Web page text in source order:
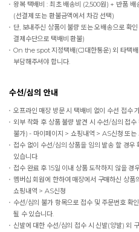
왕복 택배비 : 최초 배송비 (2,500원) + 반품
(선결제 또는 환불금액에서 차감 선택)
단, 보내주신 상품이 불량 또는 오배송으로 확
결제수단으로 택배비 환불)
On the spot지정택배(CJ대한통운) 외 타택
부담해주셔야 합니다.
수선/심의 안내
오프라인 매장 방문 시 택배비 없이 수선 접수
외부 착화 후 상품 불량 발견 시 수선/심의 접
불가) - 마이페이지 > 쇼핑내역 > AS신청 또는
접수 없이 수선/심의 상품을 임의 발송 할 경우
있습니다.
접수 완료 후 15일 이내 상품 도착하지 않을 경
멤버십 회원에 한하여 매장에서 구매하신 상
쇼핑내역 > AS신청
수선/심의 불가 항목으로 접수 및 주문번호 확
될 수 있습니다.
신발에 대한 수선/심의 접수 시 신발(양발) 외